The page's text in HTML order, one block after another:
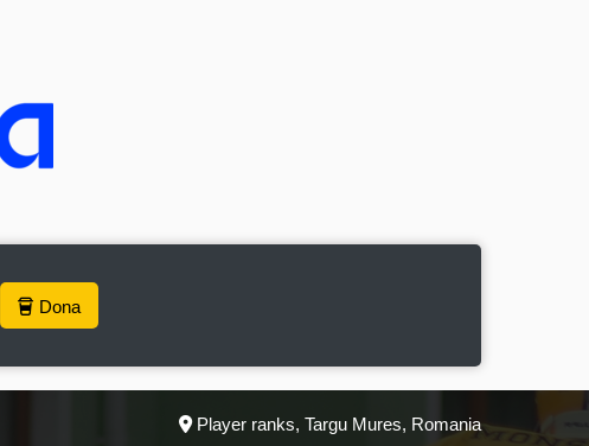
Dona
Player ranks, Targu Mures, Romania